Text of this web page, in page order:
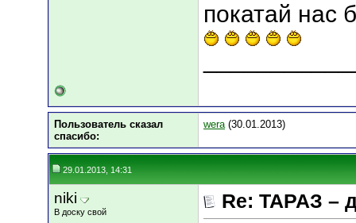
покатай нас
Пользователь сказал
cпасибо:
wera(30.01.2013)
29.01.2013, 14:31
niki
В доску свой Re: ТАРАЗ –